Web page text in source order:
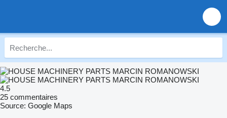
4.5
25 commentaires
Source: Google Maps